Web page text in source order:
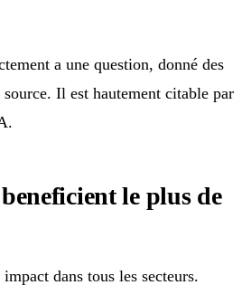
a une question, donné des
Il est hautement citable par
le plus de
dans tous les secteurs.